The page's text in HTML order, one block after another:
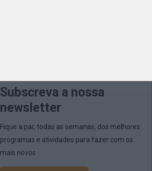
Subscreva a nossa
newsletter
Fique a par, todas as semanas, dos melhores
programas e atividades para fazer com os
mais novos